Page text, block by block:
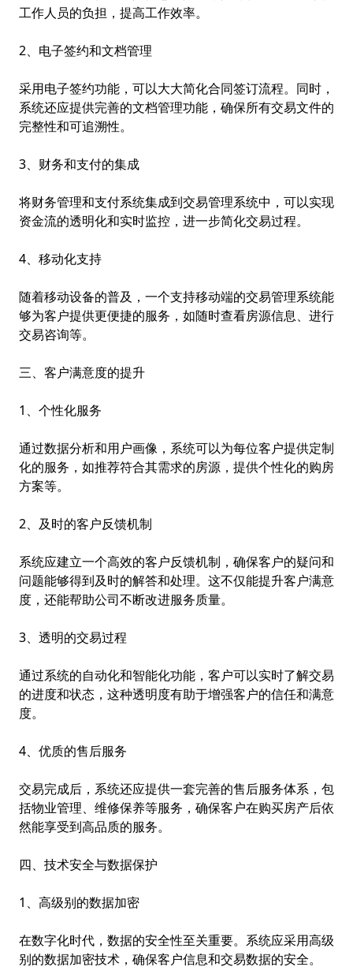
工作人员的负担，提高工作效率。
2、电子签约和文档管理
采用电子签约功能，可以大大简化合同签订流程。同时，
系统还应提供完善的文档管理功能，确保所有交易文件的
完整性和可追溯性。
3、财务和支付的集成
将财务管理和支付系统集成到交易管理系统中，可以实现
资金流的透明化和实时监控，进一步简化交易过程。
4、移动化支持
随着移动设备的普及，一个支持移动端的交易管理系统能
够为客户提供更便捷的服务，如随时查看房源信息、进行
交易咨询等。
三、客户满意度的提升
1、个性化服务
通过数据分析和用户画像，系统可以为每位客户提供定制
化的服务，如推荐符合其需求的房源，提供个性化的购房
方案等。
2、及时的客户反馈机制
系统应建立一个高效的客户反馈机制，确保客户的疑问和
问题能够得到及时的解答和处理。这不仅能提升客户满意
度，还能帮助公司不断改进服务质量。
3、透明的交易过程
通过系统的自动化和智能化功能，客户可以实时了解交易
的进度和状态，这种透明度有助于增强客户的信任和满意
度。
4、优质的售后服务
交易完成后，系统还应提供一套完善的售后服务体系，包
括物业管理、维修保养等服务，确保客户在购买房产后依
然能享受到高品质的服务。
四、技术安全与数据保护
1、高级别的数据加密
在数字化时代，数据的安全性至关重要。系统应采用高级
别的数据加密技术，确保客户信息和交易数据的安全。